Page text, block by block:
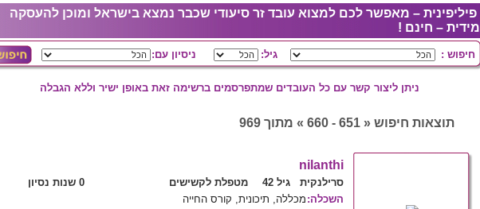
פיליפינית – מאפשר לכם למצוא עובד זר סיעודי שכבר נמצא בישראל ומוכן להעסקה
מידית – חינם !
חיפוש : גיל: ניסיון עם:
ניתן ליצור קשר עם כל העובדים שמתפרסמים ברשימה זאת באופן ישיר וללא הגבלה
תוצאות חיפוש « 651 - 660 » מתוך 969
nilanthi
סרילנקית גיל 42 מטפלת לקשישים
0 שנות נסיון
השכלה: מכללה, תיכונית, קורס החייה